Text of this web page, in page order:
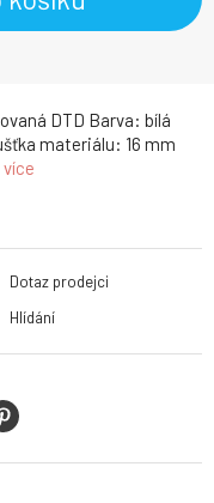
DTD Barva: bílá
materiálu: 16 mm
více
Dotaz prodejci
Hlídání